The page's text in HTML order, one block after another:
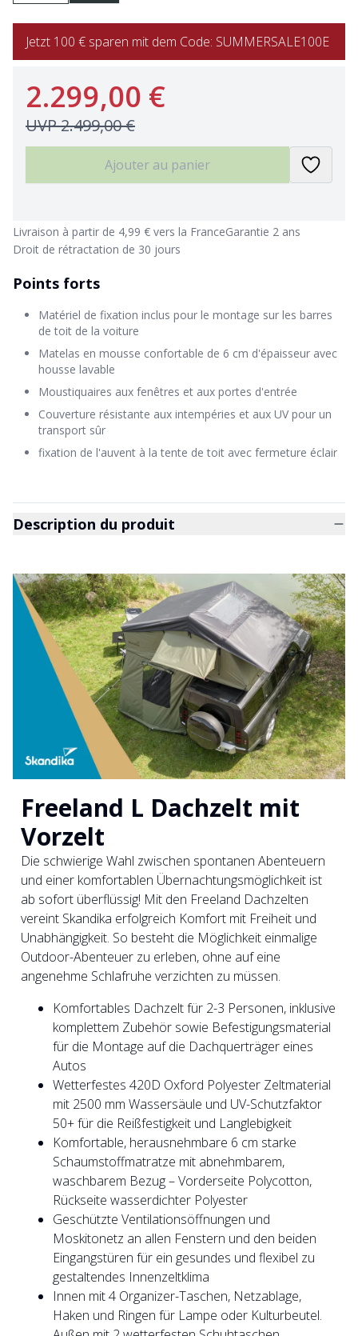
Jetzt 100 € sparen mit dem Code: SUMMERSALE100E
2.299,00 €
UVP2.499,00 €
Ajouter au panier
Livraison à partir de 4,99 € vers la FranceGarantie 2 ans
Droit de rétractation de 30 jours
Points forts
Matériel de fixation inclus pour le montage sur les barres
de toit de la voiture
Matelas en mousse confortable de 6 cm d'épaisseur avec
housse lavable
Moustiquaires aux fenêtres et aux portes d'entrée
Couverture résistante aux intempéries et aux UV pour un
transport sûr
fixation de l'auvent à la tente de toit avec fermeture éclair
Description du produit
Freeland L Dachzelt mit
Vorzelt
Die schwierige Wahl zwischen spontanen Abenteuern
und einer komfortablen Übernachtungsmöglichkeit ist
ab sofort überflüssig! Mit den Freeland Dachzelten
vereint Skandika erfolgreich Komfort mit Freiheit und
Unabhängigkeit. So besteht die Möglichkeit einmalige
Outdoor-Abenteuer zu erleben, ohne auf eine
angenehme Schlafruhe verzichten zu müssen.
Komfortables Dachzelt für 2-3 Personen, inklusive
komplettem Zubehör sowie Befestigungsmaterial
für die Montage auf die Dachquerträger eines
Autos
Wetterfestes 420D Oxford Polyester Zeltmaterial
mit 2500 mm Wassersäule und UV-Schutzfaktor
50+ für die Reißfestigkeit und Langlebigkeit
Komfortable, herausnehmbare 6 cm starke
Schaumstoffmatratze mit abnehmbarem,
waschbarem Bezug – Vorderseite Polycotton,
Rückseite wasserdichter Polyester
Geschützte Ventilationsöffnungen und
Moskitonetz an allen Fenstern und den beiden
Eingangstüren für ein gesundes und flexibel zu
gestaltendes Innenzeltklima
Innen mit 4 Organizer-Taschen, Netzablage,
Haken und Ringen für Lampe oder Kulturbeutel.